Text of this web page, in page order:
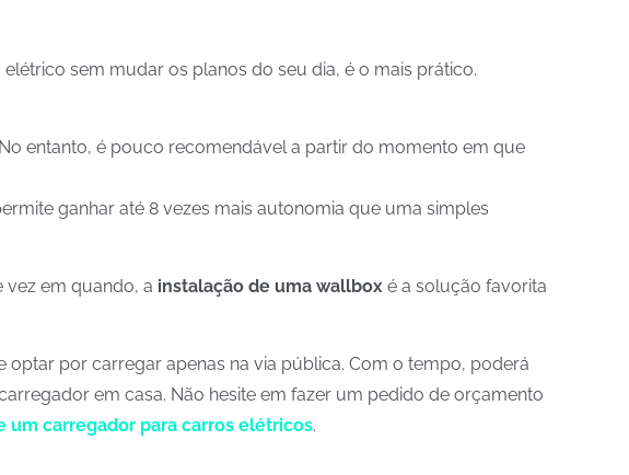
sem mudar os planos do seu dia, é o mais prático.
entanto, é pouco recomendável a partir do momento em que
ganhar até 8 vezes mais autonomia que uma simples
em quando, a instalação de uma wallbox é a solução favorita
por carregar apenas na via pública. Com o tempo, poderá
em casa. Não hesite em fazer um pedido de orçamento
um carregador para carros elétricos.